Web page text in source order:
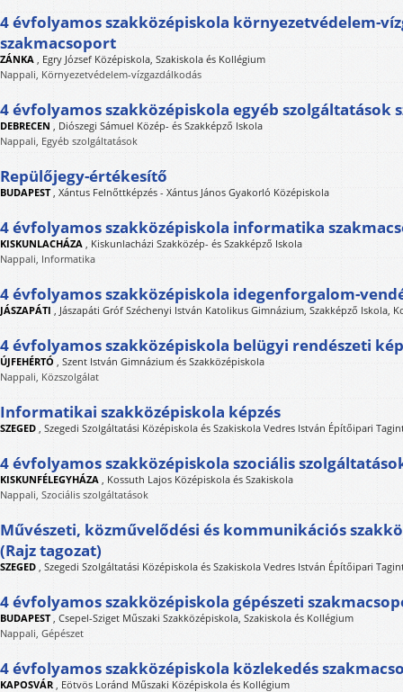
4 évfolyamos szakközépiskola környezetvédelem-
szakmacsoport
ZÁNKA , Egry József Középiskola, Szakiskola és Kollégium
Nappali, Környezetvédelem-vízgazdálkodás
4 évfolyamos szakközépiskola egyéb szolgáltatások
DEBRECEN , Diószegi Sámuel Közép- és Szakképző Iskola
Nappali, Egyéb szolgáltatások
Repülőjegy-értékesítő
BUDAPEST, Xántus Felnőttképzés - Xántus János Gyakorló Középiskola
4 évfolyamos szakközépiskola informatika
KISKUNLACHÁZA , Kiskunlacházi Szakközép- és Szakképző Iskola
Nappali, Informatika
4 évfolyamos szakközépiskola idegenforgalom-
JÁSZAPÁTI , Jászapáti Gróf Széchenyi István Katolikus Gimnázium, Szakképző Iskola,
4 évfolyamos szakközépiskola belügyi rendészeti
ÚJFEHÉRTÓ , Szent István Gimnázium és Szakközépiskola
Nappali, Közszolgálat
Informatikai szakközépiskola képzés
SZEGED , Szegedi Szolgáltatási Középiskola és Szakiskola Vedres István Építőipari
4 évfolyamos szakközépiskola szociális
KISKUNFÉLEGYHÁZA , Kossuth Lajos Középiskola és Szakiskola
Nappali, Szociális szolgáltatások
Művészeti, közművelődési és kommunikációs
(Rajz tagozat)
SZEGED , Szegedi Szolgáltatási Középiskola és Szakiskola Vedres István Építőipari
4 évfolyamos szakközépiskola gépészeti
BUDAPEST, Csepel-Sziget Műszaki Szakközépiskola, Szakiskola és Kollégium
Nappali, Gépészet
4 évfolyamos szakközépiskola közlekedés
KAPOSVÁR, Eötvös Loránd Műszaki Középiskola és Kollégium